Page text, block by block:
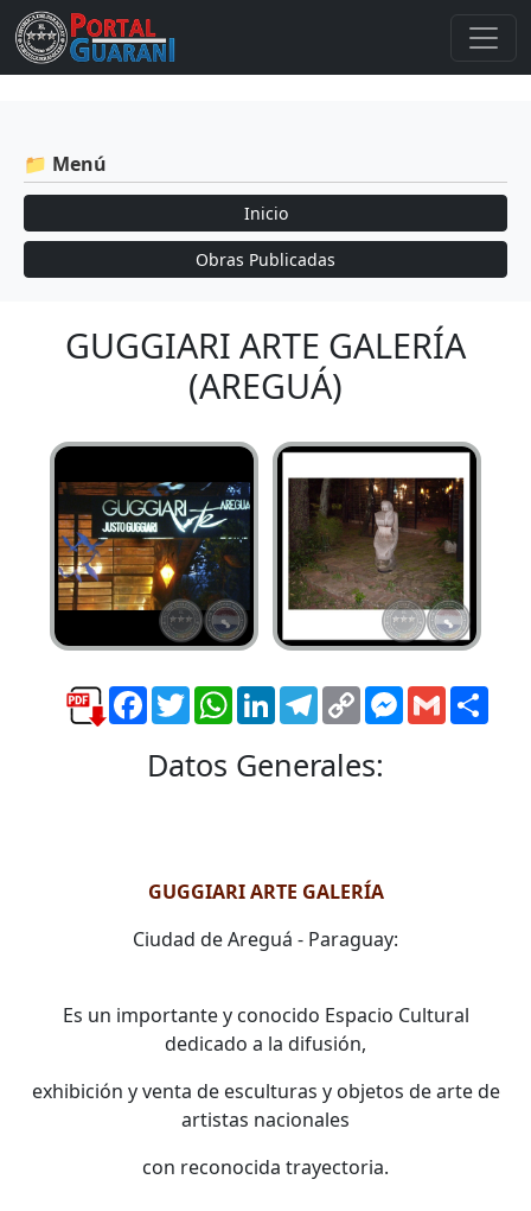
📁 Menú
Inicio
Obras Publicadas
GUGGIARI ARTE GALERÍA
(AREGUÁ)
Facebook
TwitterWhatsApp
LinkedInTelegram
Copy
Link
Messenger
Gmail
Datos Generales:
GUGGIARI ARTE GALERÍA
Ciudad de Areguá - Paraguay:
Es un importante y conocido Espacio Cultural
dedicado a la difusión,
exhibición y venta de esculturas y objetos de arte de
artistas nacionales
con reconocida trayectoria.